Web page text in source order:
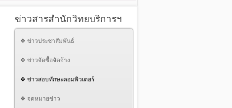
ข่าวสารสำนักวิทยบริการฯ
❖ ข่าวประชาสัมพันธ์
❖ ข่าวจัดซื้อจัดจ้าง
❖ ข่าวสอบทักษะคอมพิวเตอร์
❖ จดหมายข่าว